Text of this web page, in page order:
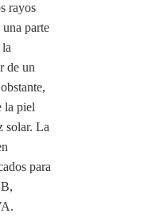
rayos
parte
de un
la piel
solar. La
para